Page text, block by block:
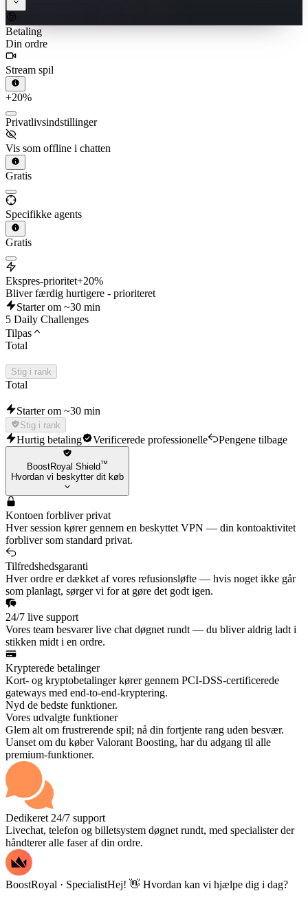
Betaling
Din ordre
Stream spil
+20%
Privatlivsindstillinger
Vis som offline i chatten
Gratis
Specifikke agents
Gratis
Ekspres-prioritet+20%
Bliver færdig hurtigere - prioriteret
Starter om ~30 min
5 Daily Challenges
Tilpas
Total
Stig i rank
Total
Starter om ~30 min
Stig i rank
Hurtig betaling Verificerede professionelle Pengene tilbage
BoostRoyal Shield™
Hvordan vi beskytter dit køb
Kontoen forbliver privat
Hver session kører gennem en beskyttet VPN — din kontoaktivitet
forbliver som standard privat.
Tilfredshedsgaranti
Hver ordre er dækket af vores refusionsløfte — hvis noget ikke går
som planlagt, sørger vi for at gøre det godt igen.
24/7 live support
Vores team besvarer live chat døgnet rundt — du bliver aldrig ladt i
stikken midt i en ordre.
Krypterede betalinger
Kort- og kryptobetalinger kører gennem PCI-DSS-certificerede
gateways med end-to-end-kryptering.
Nyd de bedste funktioner.
Vores udvalgte funktioner
Glem alt om frustrerende spil; nå din fortjente rang uden besvær.
Uanset om du køber Valorant Boosting, har du adgang til alle
premium-funktioner.
Dedikeret 24/7 support
Livechat, telefon og billetsystem døgnet rundt, med specialister der
håndterer alle faser af din ordre.
BoostRoyal · SpecialistHej! 👋 Hvordan kan vi hjælpe dig i dag?